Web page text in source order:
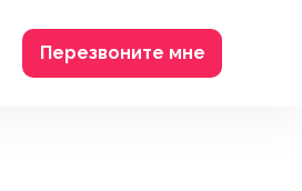
Перезвоните мне